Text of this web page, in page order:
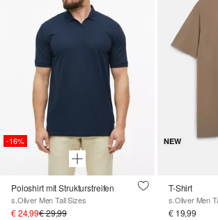
-16%
Poloshirt mit Strukturstreifen
s.Oliver Men Tall Sizes
€ 24,99€ 29,99
NEW
T-Shirt
s.Oliver Men
€ 19,99